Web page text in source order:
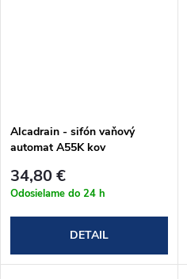
Alcadrain - sifón vaňový
automat A55K kov
34,80 €
Odosielame do 24 h
DETAIL